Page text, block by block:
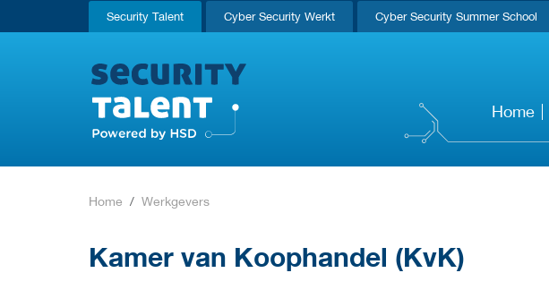
Security Talent Cyber Security Werkt Cyber Security Summer School
Home
Home Werkgevers
Kamer van Koophandel (KvK)